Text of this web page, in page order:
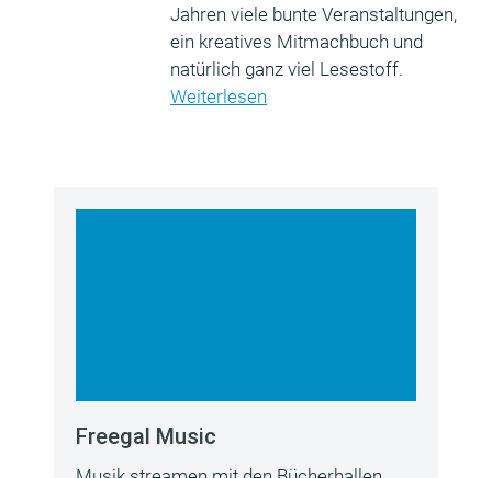
Jahren viele bunte Veranstaltungen,
ein kreatives Mitmachbuch und
natürlich ganz viel Lesestoff.
Weiterlesen
Freegal Music